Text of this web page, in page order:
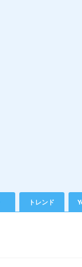
トレンド